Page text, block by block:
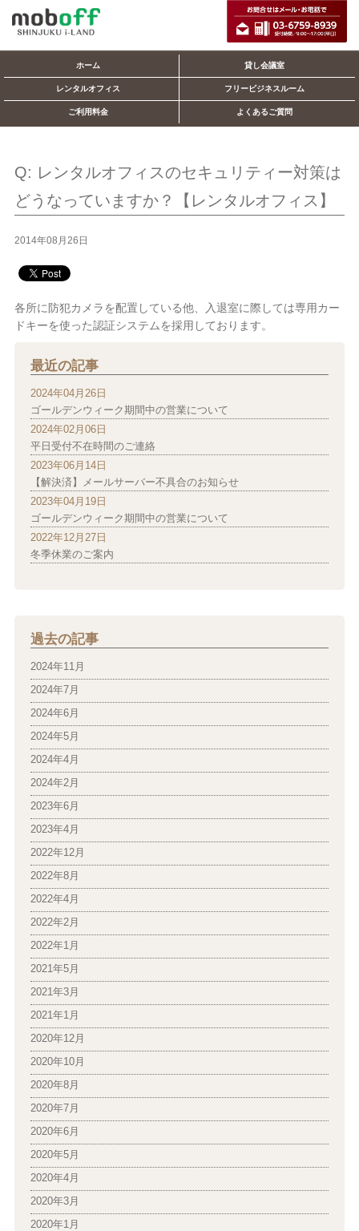
ホーム 貸し会議室
レンタルオフィス フリービジネスルーム
ご利用料金 よくあるご質問
Q: レンタルオフィスのセキュリティー対策は
どうなっていますか？【レンタルオフィス】
2014年08月26日
各所に防犯カメラを配置している他、入退室に際しては専用カー
ドキーを使った認証システムを採用しております。
最近の記事
2024年04月26日
ゴールデンウィーク期間中の営業について
2024年02月06日
平日受付不在時間のご連絡
2023年06月14日
【解決済】メールサーバー不具合のお知らせ
2023年04月19日
ゴールデンウィーク期間中の営業について
2022年12月27日
冬季休業のご案内
過去の記事
2024年11月
2024年7月
2024年6月
2024年5月
2024年4月
2024年2月
2023年6月
2023年4月
2022年12月
2022年8月
2022年4月
2022年2月
2022年1月
2021年5月
2021年3月
2021年1月
2020年12月
2020年10月
2020年8月
2020年7月
2020年6月
2020年5月
2020年4月
2020年3月
2020年1月